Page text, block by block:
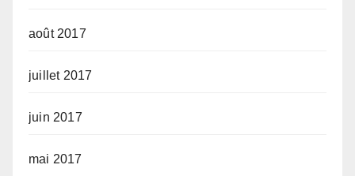
août 2017
juillet 2017
juin 2017
mai 2017